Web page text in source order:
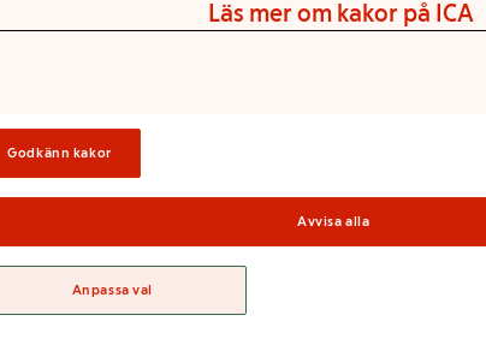
salt, lök, vitlök, druvsocker,
(E262, E301),
medel (E270, E327).
% av DRI(*)
Läs mer om kakor på ICA
Godkänn kakor
Avvisa alla
Anpassa val